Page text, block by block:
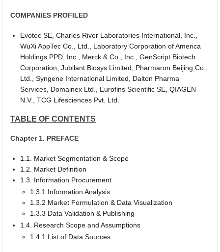
COMPANIES PROFILED
Evotec SE, Charles River Laboratories International, Inc.,
WuXi AppTec Co., Ltd., Laboratory Corporation of America
Holdings PPD, Inc., Merck & Co., Inc., GenScript Biotech
Corporation, Jubilant Biosys Limited, Pharmaron Beijing Co.,
Ltd., Syngene International Limited, Dalton Pharma
Services, Domainex Ltd., Eurofins Scientific SE, QIAGEN
N.V., TCG Lifesciences Pvt. Ltd.
TABLE OF CONTENTS
Chapter 1. PREFACE
1.1. Market Segmentation & Scope
1.2. Market Definition
1.3. Information Procurement
1.3.1 Information Analysis
1.3.2 Market Formulation & Data Visualization
1.3.3 Data Validation & Publishing
1.4. Research Scope and Assumptions
1.4.1 List of Data Sources